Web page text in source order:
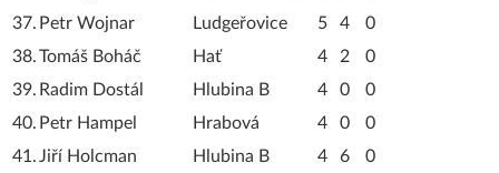
37. Petr Wojnar Ludgeřovice 5 4
0
38.Tomáš Boháč Hať 4 2
0
39. Radim Dostál Hlubina B 4 0
0
40. Petr Hampel Hrabová 4 0
0
41.Jiří Holcman Hlubina B 4 6
0